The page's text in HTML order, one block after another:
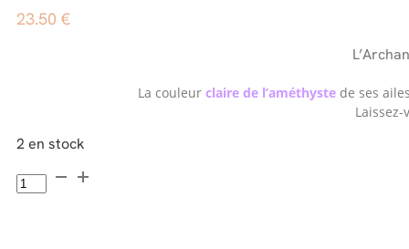
23.50 €
La couleurclaire de l’améthystede ses
2 en stock
quantité
de